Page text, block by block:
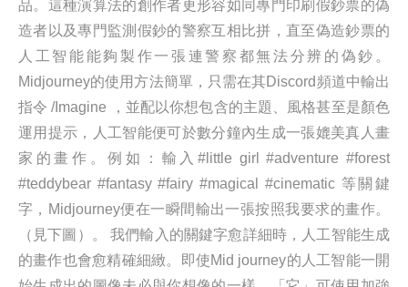
品。這種演算法的創作者更形容如同專門印刷假鈔票的偽
造者以及專門監測假鈔的警察互相比拼，直至偽造鈔票的
人工智能能夠製作一張連警察都無法分辨的偽鈔。
Midjourney的使用方法簡單，只需在其Discord頻道中輸出
指令 /Imagine ，並配以你想包含的主題、風格甚至是顏色
運用提示，人工智能便可於數分鐘內生成一張媲美真人畫
家的畫作。例如：輸入#little girl #adventure #forest
#teddybear #fantasy #fairy #magical #cinematic 等關鍵
字，Midjourney便在一瞬間輸出一張按照我要求的畫作。
（見下圖）。 我們輸入的關鍵字愈詳細時，人工智能生成
的畫作也會愈精確細緻。即使Mid journey的人工智能一開